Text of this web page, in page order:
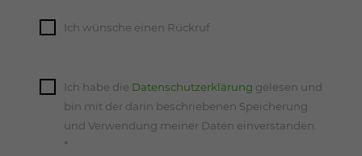
Ich wünsche einen Rückruf
Ich habe die Datenschutzerklärung gelesen und
bin mit der darin beschriebenen Speicherung
und Verwendung meiner Daten einverstanden.
*